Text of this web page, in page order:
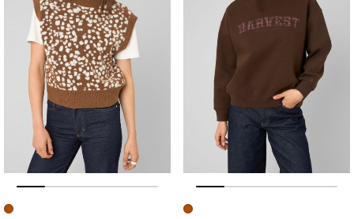
Image précédente
Image suivante
Image précédente
Image suivante